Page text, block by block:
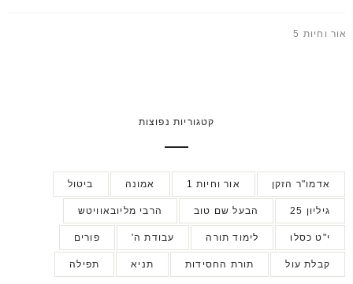
אור וחיות 5
קטגוריות נפוצות
אדמו"ר הזקן אור וחיות 1 אמונה ביטול
גיליון 25 הבעל שם טוב הרבי מליובאוויטש
י"ט כסלו לימוד תורה עבודת ה' פורים
קבלת עול תורת החסידות תניא תפילה